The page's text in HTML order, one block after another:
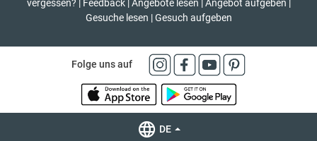
vergessen? | Feedback | Angebote lesen | Angebot aufgeben |
Gesuche lesen | Gesuch aufgeben
Folge uns auf
DE